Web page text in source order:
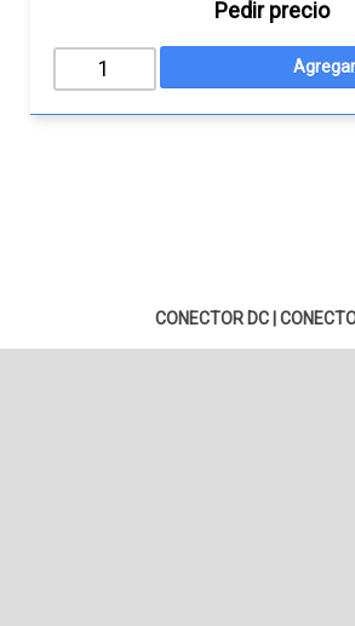
Pedir precio
CONECTOR DC|